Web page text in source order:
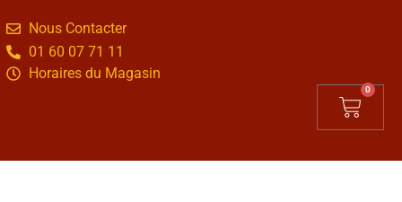
Nous Contacter
01 60 07 71 11
Horaires du Magasin
0